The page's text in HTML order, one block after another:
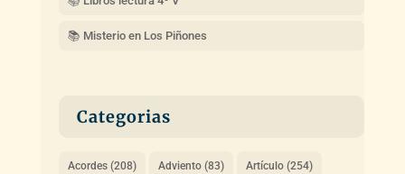
📚 Misterio en Los Piñones
Categorias
Acordes(208) Adviento(83) Artículo(254)